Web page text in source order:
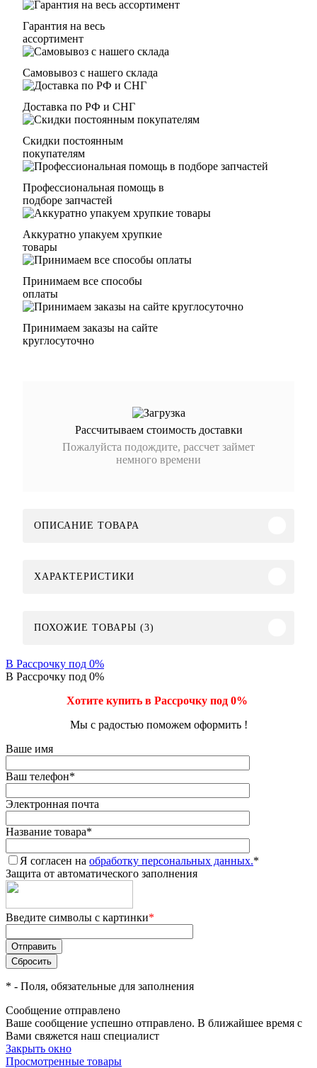
Гарантия на весь
ассортимент
Самовывоз с нашего склада
Доставка по РФ и СНГ
Скидки постоянным
покупателям
Профессиональная помощь в
подборе запчастей
Аккуратно упакуем хрупкие
товары
Принимаем все способы
оплаты
Принимаем заказы на сайте
круглосуточно
Рассчитываем стоимость доставки
Пожалуйста подождите, рассчет займет
немного времени
ОПИСАНИЕ ТОВАРА
ХАРАКТЕРИСТИКИ
ПОХОЖИЕ ТОВАРЫ (3)
В Рассрочку под 0%
В Рассрочку под 0%
Хотите купить в Рассрочку под 0%
Мы с радостью поможем оформить !
Ваше имя
Ваш телефон*
Электронная почта
Название товара*
Я согласен на обработку персональных данных.*
Защита от автоматического заполнения
Введите символы с картинки*
* - Поля, обязательные для заполнения
Сообщение отправлено
Ваше сообщение успешно отправлено. В ближайшее время с
Вами свяжется наш специалист
Закрыть окно
Просмотренные товары